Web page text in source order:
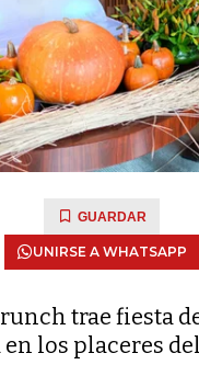
GUARDAR
UNIRSE A WHATSAPP
trae fiesta
los placeres